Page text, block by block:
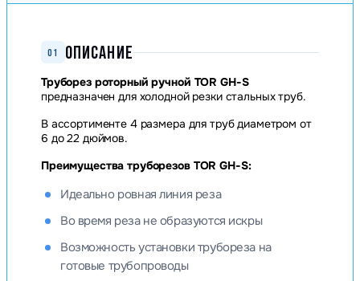
01 ОПИСАНИЕ
Труборез роторный ручной TOR GH-S
предназначен для холодной резки стальных труб.
В ассортименте 4 размера для труб диаметром от
6 до 22 дюймов.
Преимущества труборезов TOR GH-S:
Идеально ровная линия реза
Во время реза не образуются искры
Возможность установки трубореза на
готовые трубопроводы